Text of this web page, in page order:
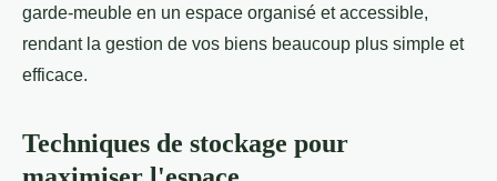
garde-meuble en un espace organisé et accessible,
rendant la gestion de vos biens beaucoup plus simple et
efficace.
Techniques de stockage pour